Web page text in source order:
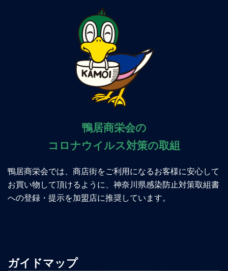
鴨居商栄会の
コロナウイルス対策の取組
鴨居商栄会では、商店街をご利用になるお客様に安心して
お買い物して頂けるように、神奈川県感染防止対策取組書
への登録・提示を加盟店に推奨しています。
ガイドマップ